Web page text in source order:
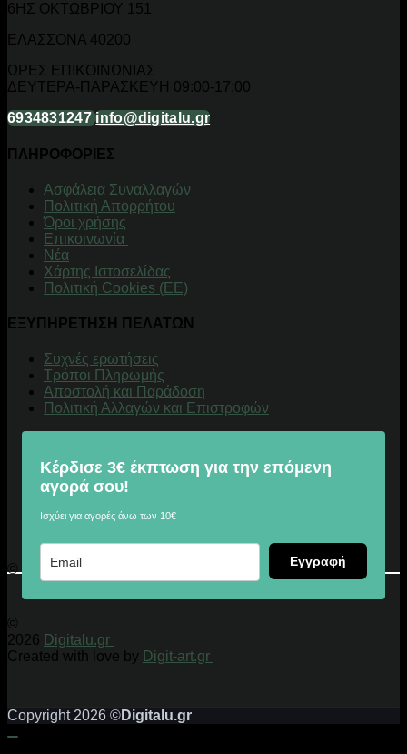
6ΗΣ ΟΚΤΩΒΡΙΟΥ 151
ΕΛΑΣΣΟΝΑ 40200
ΩΡΕΣ ΕΠΙΚΟΙΝΩΝΙΑΣ
ΔΕΥΤΕΡΑ-ΠΑΡΑΣΚΕΥΗ 09:00-17:00
6934831247 info@digitalu.gr
ΠΛΗΡΟΦΟΡΙΕΣ
Aσφάλεια Συναλλαγών
Πολιτική Απορρήτου
Όροι χρήσης
Επικοινωνία
Νέα
Χάρτης Ιστοσελίδας
Πολιτική Cookies (ΕΕ)
ΕΞΥΠΗΡΕΤΗΣΗ ΠΕΛΑΤΩΝ
Συχνές ερωτήσεις
Τρόποι Πληρωμής
Αποστολή και Παράδοση
Πολιτική Αλλαγών και Επιστροφών
Κέρδισε 3€ έκπτωση για την επόμενη
αγορά σου!
Ισχύει για αγορές άνω των 10€
Εγγραφή
© 2026 Digitalu.gr
©
2026 Digitalu.gr
Created with love by Digit-art.gr
Copyright 2026 ©Digitalu.gr